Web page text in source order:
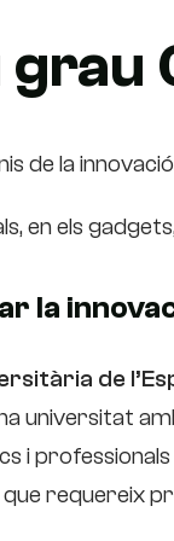
grau
de la
en els
la
de
universitat
i professionals
requereix